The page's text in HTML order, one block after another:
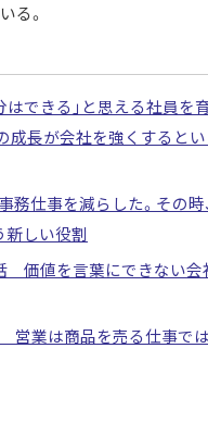
る。
はできる」と思える社員を
成長が会社を強くすると
務仕事を減らした。その時
新しい役割
価値を言葉にできない会
営業は商品を売る仕事で